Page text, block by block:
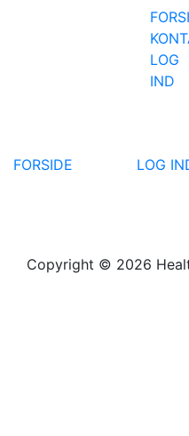
LOG
IND
FORSIDE
LOG
Copyright © 2026